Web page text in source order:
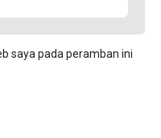
saya pada peramban ini